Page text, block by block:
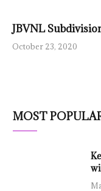
JBVNL
October 23, 2020
MOST